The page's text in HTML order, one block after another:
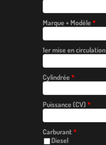
Marque + Modèle*
1er mise en circulation
Cylindrée*
Puissance (CV) *
Carburant*
Diesel